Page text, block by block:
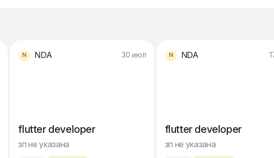
NDA 30 июл
flutter developer
зп не указана
NDA
flutter developer
зп не указана